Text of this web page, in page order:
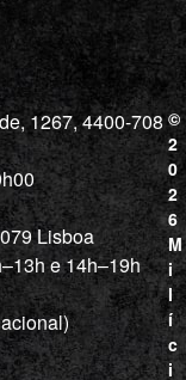
1267, 4400-708
Lisboa
e 14h–19h
©
2
0
2
6
M
i
l
í
c
i